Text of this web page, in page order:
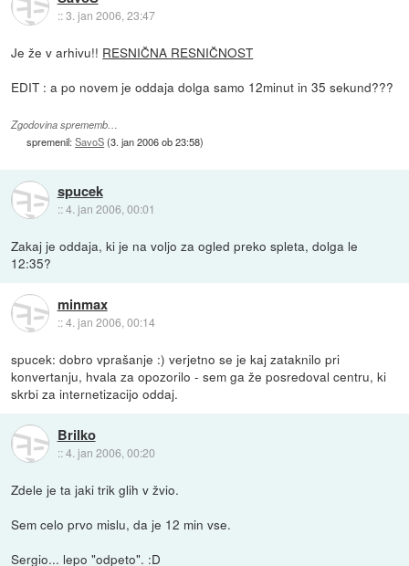
::3. jan 2006, 23:47
Je že v arhivu!! RESNIČNA RESNIČNOST
EDIT : a po novem je oddaja dolga samo 12minut in 35 sekund???
Zgodovina sprememb…
spremenil:SavoS(3. jan 2006 ob 23:58)
spucek
::4. jan 2006, 00:01
Zakaj je oddaja, ki je na voljo za ogled preko spleta, dolga le
12:35?
minmax
::4. jan 2006, 00:14
spucek: dobro vprašanje :) verjetno se je kaj zataknilo pri
konvertanju, hvala za opozorilo - sem ga že posredoval centru, ki
skrbi za internetizacijo oddaj.
Brilko
::4. jan 2006, 00:20
Zdele je ta jaki trik glih v žvio.
Sem celo prvo mislu, da je 12 min vse.
Sergio... lepo "odpeto". :D